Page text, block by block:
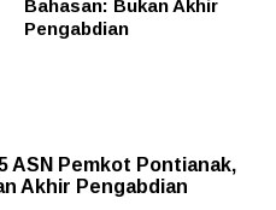
Bahasan: Bukan Akhir
Pengabdian
ASN Pemkot Pontianak,
Akhir Pengabdian